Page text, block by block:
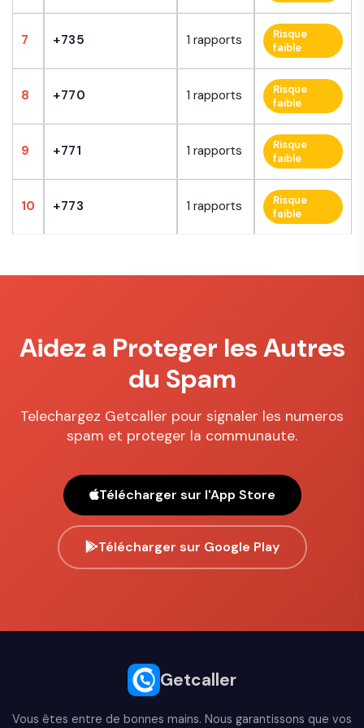
7 +735 1 rapports
Risque
faible
8 +770 1 rapports
Risque
faible
9 +771 1 rapports
Risque
faible
10 +773 1 rapports
Risque
faible
Aidez a Proteger les Autres
du Spam
Telechargez Getcaller pour signaler les numeros
spam et proteger la communaute.
Télécharger sur l'App Store
Télécharger sur Google Play
Getcaller
Vous êtes entre de bonnes mains. Nous garantissons que vos